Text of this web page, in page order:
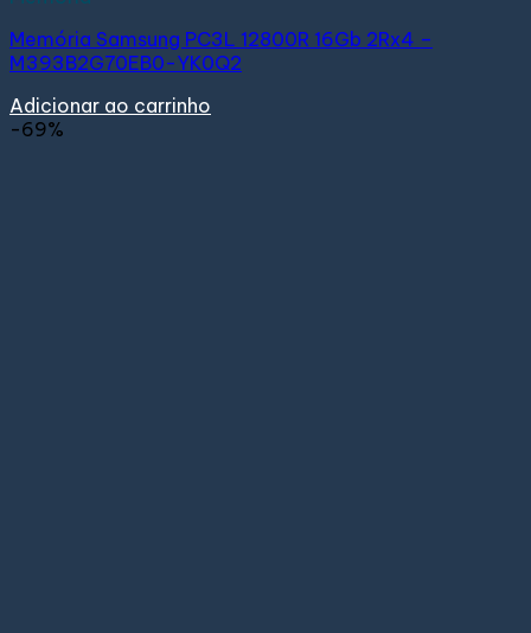
Memória Samsung PC3L 12800R 16Gb 2Rx4 –
M393B2G70EB0-YK0Q2
Adicionar ao carrinho
-69%